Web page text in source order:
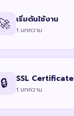
เริ่มต้นใช้งาน
1 บทความ
🔒 SSL Certificate
1 บทความ